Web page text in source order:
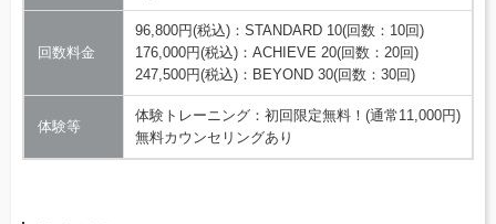
回数料金
96,800円(税込)：STANDARD 10(回数：10回)
176,000円(税込)：ACHIEVE 20(回数：20回)
247,500円(税込)：BEYOND 30(回数：30回)
体験等
体験トレーニング：初回限定無料！(通常11,000円)
無料カウンセリングあり